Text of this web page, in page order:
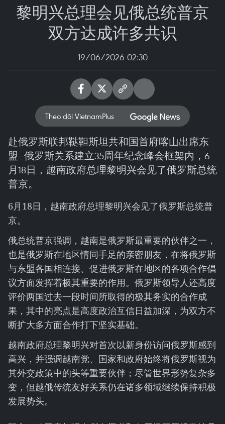
黎明兴总理会见俄总统普京
双方达成许多共识
19/06/2026 02:30
Theo dõi VietnamPlus
赴俄罗斯联邦鞑靼斯坦共和国首府喀山出席东
盟—俄罗斯关系建立35周年纪念峰会框架内，6
月18日，越南政府总理黎明兴会见了俄罗斯总统
普京。
6月18日，越南政府总理黎明兴会见了俄罗斯总统普
京。
俄总统普京强调，越南是俄罗斯最重要的伙伴之一，
也是俄罗斯在地区情同手足的亲密朋友，在将俄罗斯
与东盟各国相连接、促进俄罗斯在地区的各项合作倡
议方面发挥着极其重要的作用。俄罗斯领导人还高度
评价两国过去一段时间所取得的极其务实的合作成
果，其中的亮点是高度政治互信日益加深，为双方不
断扩大多方面合作打下坚实基础。
越南政府总理黎明兴对首次以新身份访问俄罗斯感到
高兴，并强调越南党、国家和政府始终将俄罗斯视为
其外交政策中的头等重要伙伴；尽管世界形势复杂多
变，但越俄传统友好关系仍在诸多领域继续保持积极
发展势头。